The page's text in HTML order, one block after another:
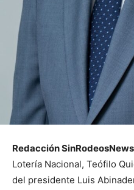
Redacción
Lotería Nacional, Teófilo
del presidente Luis